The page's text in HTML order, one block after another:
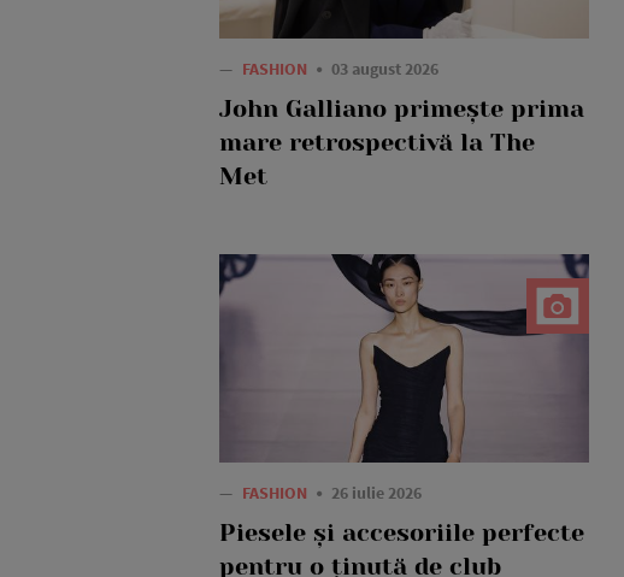
— FASHION 03 august 2026
John Galliano primește prima
mare retrospectivă la The
Met
— FASHION 26 iulie 2026
Piesele și accesoriile perfecte
pentru o ținută de club